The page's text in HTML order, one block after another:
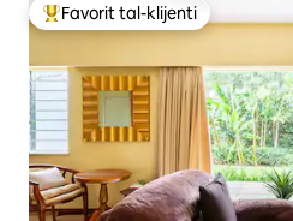
Wieħed mill-aqwa favoriti tal-
Favorit tal-klijenti